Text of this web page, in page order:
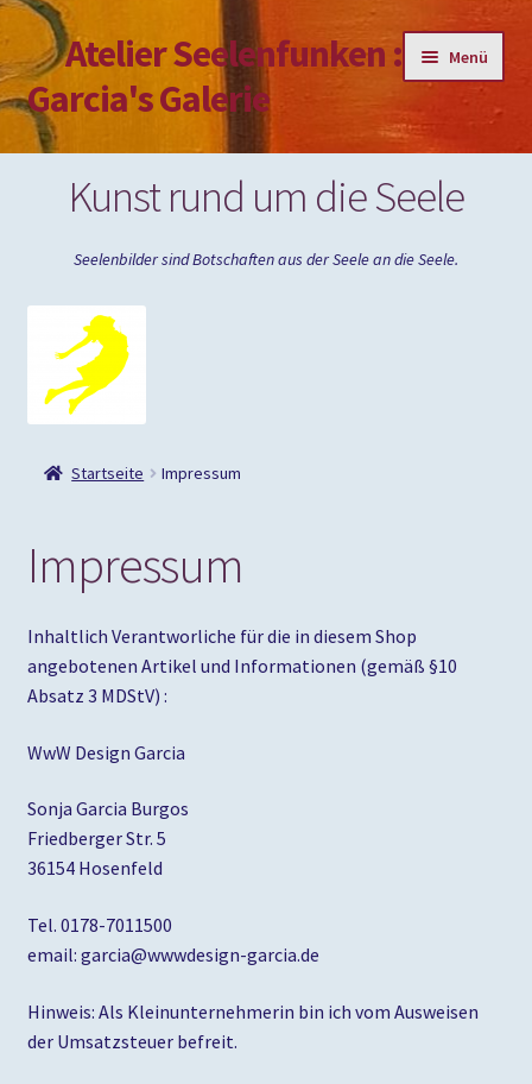
Zur
Navigation
springen
Zum
Inhalt
springen
Atelier Seelenfunken :
Garcia's Galerie
Menü
Mein Konto
Passwort vergessen
Kunst rund um die Seele
Seelenbilder sind Botschaften aus der Seele an die Seele.
Startseite Impressum
Impressum
Inhaltlich Verantworliche für die in diesem Shop
angebotenen Artikel und Informationen (gemäß §10
Absatz 3 MDStV) :
WwW Design Garcia
Sonja Garcia Burgos
Friedberger Str. 5
36154 Hosenfeld
Tel. 0178-7011500
email: garcia@wwwdesign-garcia.de
Hinweis: Als Kleinunternehmerin bin ich vom Ausweisen
der Umsatzsteuer befreit.